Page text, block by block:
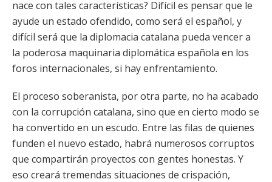
nace con tales características? Difícil es pensar que le
ayude un estado ofendido, como será el español, y
difícil será que la diplomacia catalana pueda vencer a
la poderosa maquinaria diplomática española en los
foros internacionales, si hay enfrentamiento.
El proceso soberanista, por otra parte, no ha acabado
con la corrupción catalana, sino que en cierto modo se
ha convertido en un escudo. Entre las filas de quienes
funden el nuevo estado, habrá numerosos corruptos
que compartirán proyectos con gentes honestas. Y
eso creará tremendas situaciones de crispación,